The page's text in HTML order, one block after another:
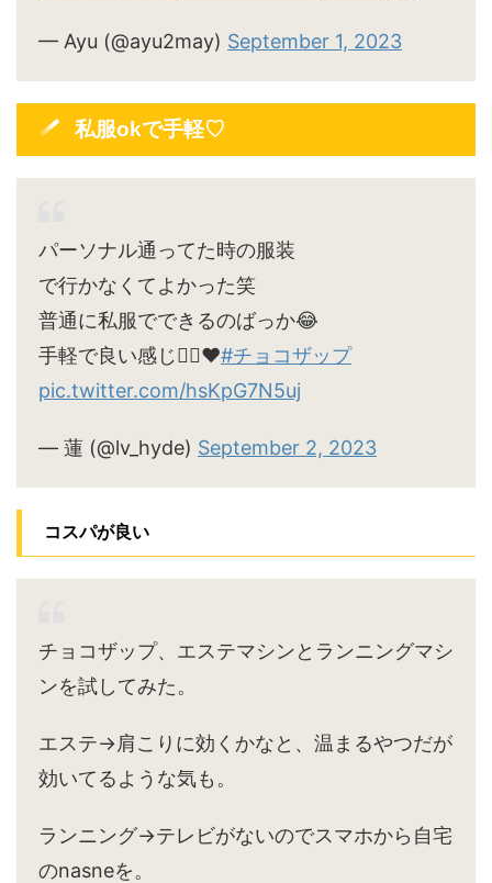
— Ayu (@ayu2may) September 1, 2023
私服okで手軽♡
パーソナル通ってた時の服装
で行かなくてよかった笑
普通に私服でできるのばっか😂
手軽で良い感じ🙆‍♀️♥#チョコザップ
pic.twitter.com/hsKpG7N5uj
— 蓮 (@lv_hyde) September 2, 2023
コスパが良い
チョコザップ、エステマシンとランニングマシ
ンを試してみた。
エステ→肩こりに効くかなと、温まるやつだが
効いてるような気も。
ランニング→テレビがないのでスマホから自宅
のnasneを。